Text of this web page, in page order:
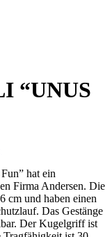
“UNUS
hat ein
Firma Andersen. Die
cm und haben einen
Das Gestänge
Der Kugelgriff ist